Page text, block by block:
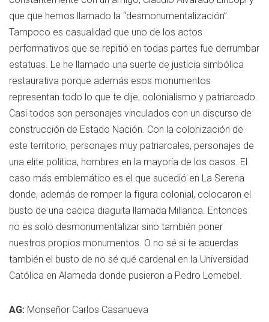
que que hemos llamado la “desmonumentalización”.
Tampoco es casualidad que uno de los actos
performativos que se repitió en todas partes fue derrumbar
estatuas. Le he llamado una suerte de justicia simbólica
restaurativa porque además esos monumentos
representan todo lo que te dije, colonialismo y patriarcado.
Casi todos son personajes vinculados con un discurso de
construcción de Estado Nación. Con la colonización de
este territorio, personajes muy patriarcales, personajes de
una elite política, hombres en la mayoría de los casos. El
caso más emblemático es el que sucedió en La Serena
donde, además de romper la figura colonial, colocaron el
busto de una cacica diaguita llamada Millanca. Entonces
no es solo desmonumentalizar sino también poner
nuestros propios monumentos. O no sé si te acuerdas
también el busto de no sé qué cardenal en la Universidad
Católica en Alameda donde pusieron a Pedro Lemebel.
AG: Monseñor Carlos Casanueva